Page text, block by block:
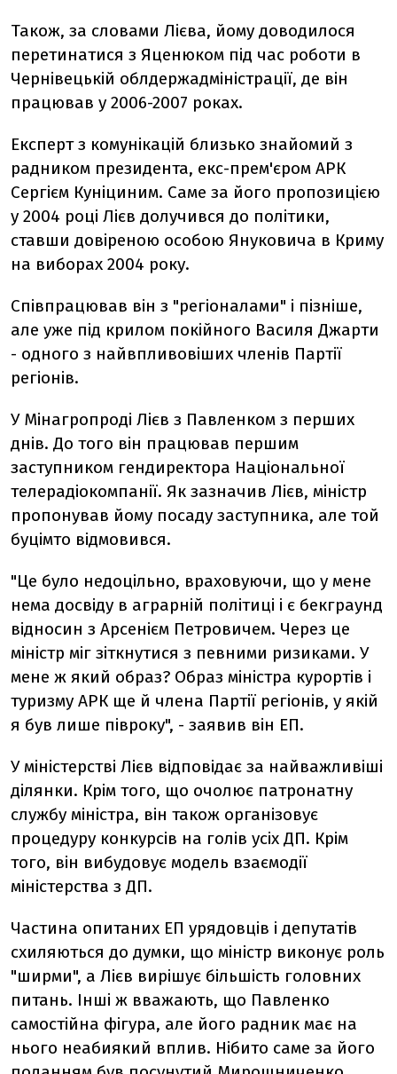
Також, за словами Лієва, йому доводилося
перетинатися з Яценюком під час роботи в
Чернівецькій облдержадміністрації, де він
працював у 2006-2007 роках.
Експерт з комунікацій близько знайомий з
радником президента, екс-прем'єром АРК
Сергієм Куніциним. Саме за його пропозицією
у 2004 році Лієв долучився до політики,
ставши довіреною особою Януковича в Криму
на виборах 2004 року.
Співпрацював він з "регіоналами" і пізніше,
але уже під крилом покійного Василя Джарти
- одного з найвпливовіших членів Партії
регіонів.
У Мінагропроді Лієв з Павленком з перших
днів. До того він працював першим
заступником гендиректора Національної
телерадіокомпанії. Як зазначив Лієв, міністр
пропонував йому посаду заступника, але той
буцімто відмовився.
"Це було недоцільно, враховуючи, що у мене
нема досвіду в аграрній політиці і є бекграунд
відносин з Арсенієм Петровичем. Через це
міністр міг зіткнутися з певними ризиками. У
мене ж який образ? Образ міністра курортів і
туризму АРК ще й члена Партії регіонів, у якій
я був лише півроку", - заявив він ЕП.
У міністерстві Лієв відповідає за найважливіші
ділянки. Крім того, що очолює патронатну
службу міністра, він також організовує
процедуру конкурсів на голів усіх ДП. Крім
того, він вибудовує модель взаємодії
міністерства з ДП.
Частина опитаних ЕП урядовців і депутатів
схиляються до думки, що міністр виконує роль
"ширми", а Лієв вирішує більшість головних
питань. Інші ж вважають, що Павленко
самостійна фігура, але його радник має на
нього неабиякий вплив. Нібито саме за його